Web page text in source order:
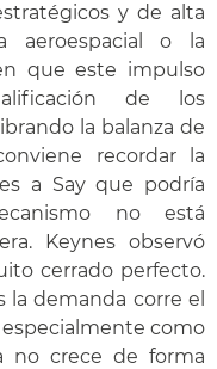
y de alta
aeroespacial o la
que este impulso
de los
la balanza de
recordar la
a Say que podría
no está
Keynes observó
cerrado perfecto.
la demanda corre el
especialmente como
no crece de forma